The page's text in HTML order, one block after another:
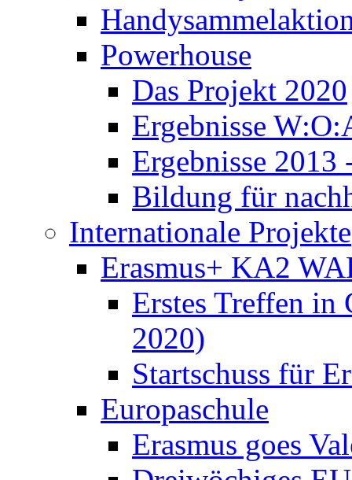
Powerhouse
Das Projekt 2020
Ergebnisse
Ergebnisse 2013
Bildung für
Internationale Projekte
Erasmus+ KA2
Erstes Treffen in
2020)
Startschuss für
Europaschule
Erasmus goes